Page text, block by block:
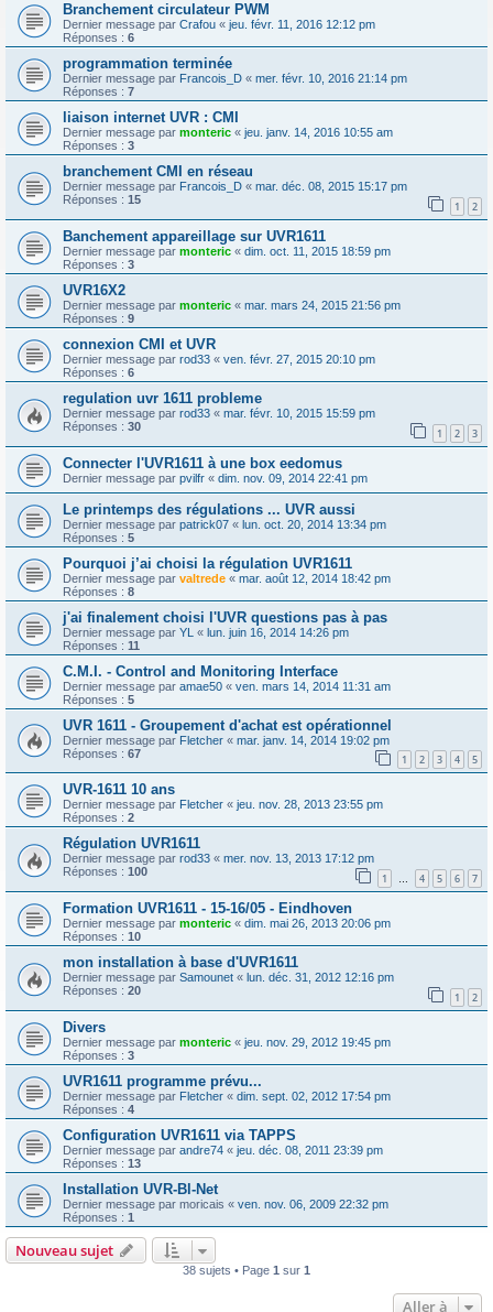
Branchement circulateur PWM
Dernier message par Crafou « jeu. févr. 11, 2016 12:12 pm
Réponses : 6
programmation terminée
Dernier message par Francois_D « mer. févr. 10, 2016 21:14 pm
Réponses : 7
liaison internet UVR : CMI
Dernier message par monteric « jeu. janv. 14, 2016 10:55 am
Réponses : 3
branchement CMI en réseau
Dernier message par Francois_D « mar. déc. 08, 2015 15:17 pm
Réponses : 15 1 2
Banchement appareillage sur UVR1611
Dernier message par monteric « dim. oct. 11, 2015 18:59 pm
Réponses : 3
UVR16X2
Dernier message par monteric « mar. mars 24, 2015 21:56 pm
Réponses : 9
connexion CMI et UVR
Dernier message par rod33 « ven. févr. 27, 2015 20:10 pm
Réponses : 6
regulation uvr 1611 probleme
Dernier message par rod33 « mar. févr. 10, 2015 15:59 pm
Réponses : 30 1 2 3
Connecter l'UVR1611 à une box eedomus
Dernier message par pvilfr « dim. nov. 09, 2014 22:41 pm
Le printemps des régulations ... UVR aussi
Dernier message par patrick07 « lun. oct. 20, 2014 13:34 pm
Réponses : 5
Pourquoi j’ai choisi la régulation UVR1611
Dernier message par valtrede « mar. août 12, 2014 18:42 pm
Réponses : 8
j'ai finalement choisi l'UVR questions pas à pas
Dernier message par YL « lun. juin 16, 2014 14:26 pm
Réponses : 11
C.M.I. - Control and Monitoring Interface
Dernier message par amae50 « ven. mars 14, 2014 11:31 am
Réponses : 5
UVR 1611 - Groupement d'achat est opérationnel
Dernier message par Fletcher « mar. janv. 14, 2014 19:02 pm
Réponses : 67 1 2 3 4 5
UVR-1611 10 ans
Dernier message par Fletcher « jeu. nov. 28, 2013 23:55 pm
Réponses : 2
Régulation UVR1611
Dernier message par rod33 « mer. nov. 13, 2013 17:12 pm
Réponses : 100 1 … 4 5 6 7
Formation UVR1611 - 15-16/05 - Eindhoven
Dernier message par monteric « dim. mai 26, 2013 20:06 pm
Réponses : 10
mon installation à base d'UVR1611
Dernier message par Samounet « lun. déc. 31, 2012 12:16 pm
Réponses : 20 1 2
Divers
Dernier message par monteric « jeu. nov. 29, 2012 19:45 pm
Réponses : 3
UVR1611 programme prévu...
Dernier message par Fletcher « dim. sept. 02, 2012 17:54 pm
Réponses : 4
Configuration UVR1611 via TAPPS
Dernier message par andre74 « jeu. déc. 08, 2011 23:39 pm
Réponses : 13
Installation UVR-Bl-Net
Dernier message par moricais « ven. nov. 06, 2009 22:32 pm
Réponses : 1
Nouveau sujet
38 sujets • Page 1 sur 1
Aller à